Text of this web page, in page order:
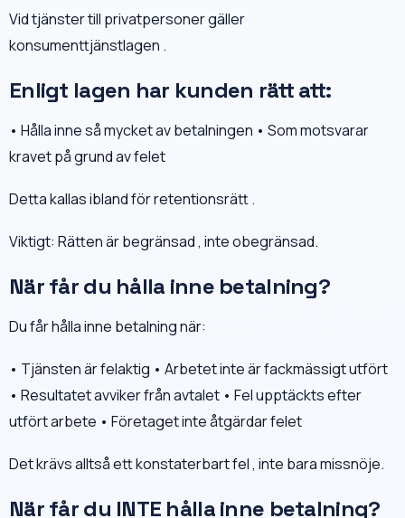
Vid tjänster till privatpersoner gäller
konsumenttjänstlagen .
Enligt lagen har kunden rätt att:
• Hålla inne så mycket av betalningen • Som motsvarar
kravet på grund av felet
Detta kallas ibland för retentionsrätt .
Viktigt: Rätten är begränsad , inte obegränsad.
När får du hålla inne betalning?
Du får hålla inne betalning när:
• Tjänsten är felaktig • Arbetet inte är fackmässigt utfört
• Resultatet avviker från avtalet • Fel upptäckts efter
utfört arbete • Företaget inte åtgärdar felet
Det krävs alltså ett konstaterbart fel , inte bara missnöje.
När får du INTE hålla inne betalning?